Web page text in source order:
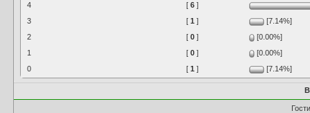
4
[6 ]
3
[1 ]
[7.14%]
2
[0 ]
[0.00%]
1
[0 ]
[0.00%]
0
[1 ] [7.14%]